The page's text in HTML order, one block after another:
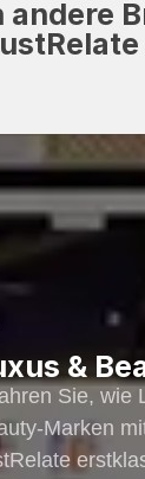
andere
&
Sie, wie
Marken